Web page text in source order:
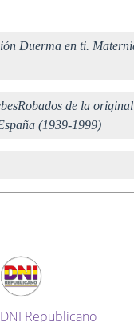
Duerma en ti.
de la
(1939-1999)
Republicano